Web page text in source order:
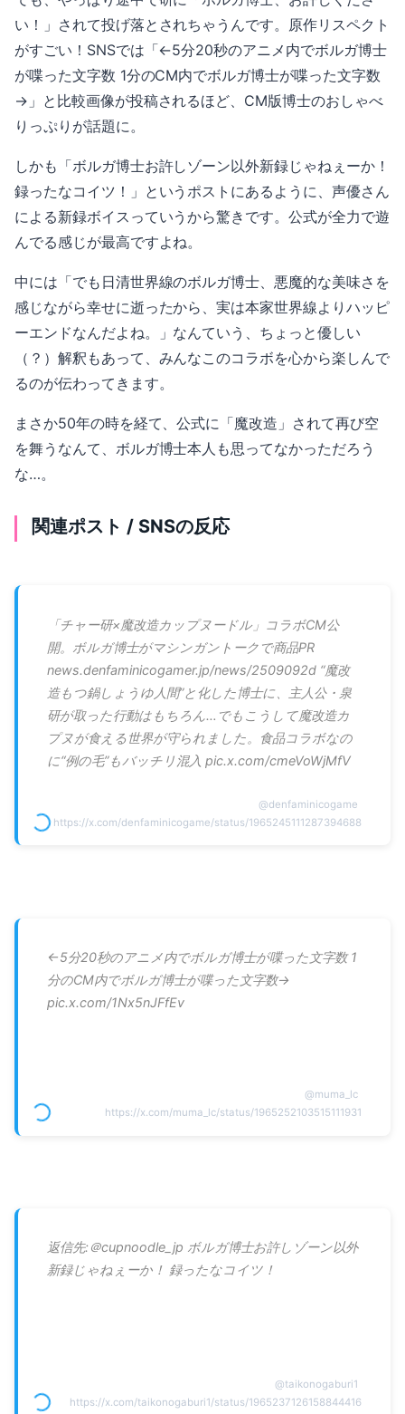
い！」されて投げ落とされちゃうんです。原作リスペクト
がすごい！SNSでは「←5分20秒のアニメ内でボルガ博士
が喋った文字数 1分のCM内でボルガ博士が喋った文字数
→」と比較画像が投稿されるほど、CM版博士のおしゃべ
りっぷりが話題に。
しかも「ボルガ博士お許しゾーン以外新録じゃねぇーか！
録ったなコイツ！」というポストにあるように、声優さん
による新録ボイスっていうから驚きです。公式が全力で遊
んでる感じが最高ですよね。
中には「でも日清世界線のボルガ博士、悪魔的な美味さを
感じながら幸せに逝ったから、実は本家世界線よりハッピ
ーエンドなんだよね。」なんていう、ちょっと優しい
（？）解釈もあって、みんなこのコラボを心から楽しんで
るのが伝わってきます。
まさか50年の時を経て、公式に「魔改造」されて再び空
を舞うなんて、ボルガ博士本人も思ってなかっただろう
な…。
関連ポスト / SNSの反応
「チャー研×魔改造カップヌードル」コラボCM公
開。ボルガ博士がマシンガントークで商品PR
news.denfaminicogamer.jp/news/2509092d “魔改
造もつ鍋しょうゆ人間”と化した博士に、主人公・泉
研が取った行動はもちろん…でもこうして魔改造カ
プヌが食える世界が守られました。食品コラボなの
に“例の毛”もバッチリ混入 pic.x.com/cmeVoWjMfV
@denfaminicogame
https://x.com/denfaminicogame/status/1965245111287394688
←5分20秒のアニメ内でボルガ博士が喋った文字数 1
分のCM内でボルガ博士が喋った文字数→
pic.x.com/1Nx5nJFfEv
@muma_lc
https://x.com/muma_lc/status/1965252103515111931
返信先:＠cupnoodle_jp ボルガ博士お許しゾーン以外
新録じゃねぇーか！ 録ったなコイツ！
@taikonogaburi1
https://x.com/taikonogaburi1/status/1965237126158844416